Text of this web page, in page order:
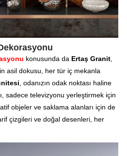
konusunda da Ertaş Granit,
asil dokusu, her tür iç mekanla
, odanızın odak noktası haline
sadece televizyonu yerleştirmek için
objeler ve saklama alanları için de
çizgileri ve doğal desenleri, her